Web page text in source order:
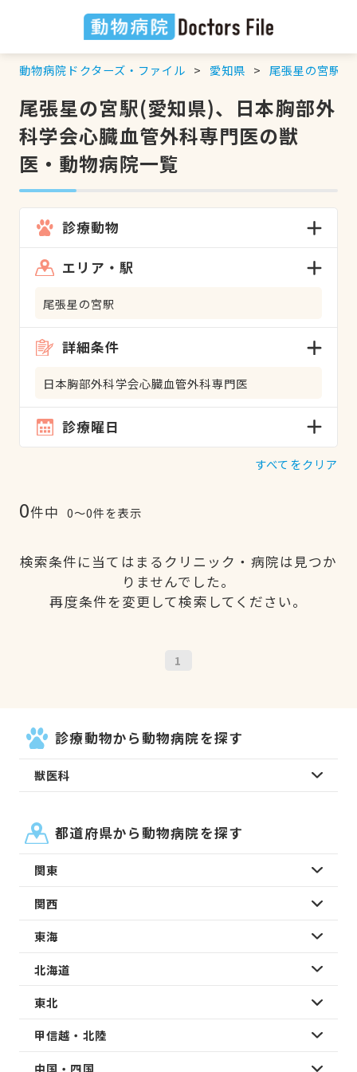
動物病院ドクターズ・ファイル 愛知県 尾張星の宮駅
尾張星の宮駅(愛知県)、日本胸部外
科学会心臓血管外科専門医の獣
医・動物病院一覧
診療動物
エリア・駅
尾張星の宮駅
詳細条件
日本胸部外科学会心臓血管外科専門医
診療曜日
すべてをクリア
0件中 0〜0件を表示
検索条件に当てはまるクリニック・病院は見つか
りませんでした。
再度条件を変更して検索してください。
1
診療動物から動物病院を探す
獣医科
都道府県から動物病院を探す
関東
関西
東海
北海道
東北
甲信越・北陸
中国・四国